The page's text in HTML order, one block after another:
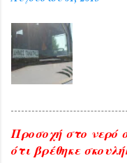
αυτό.
Προσοχή στο νερό
ότι βρέθηκε